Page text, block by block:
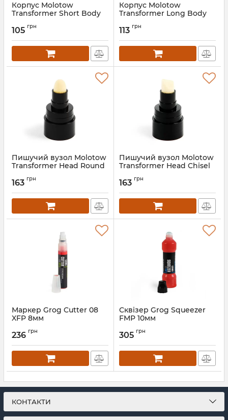
Корпус Molotow
Transformer Short Body
105 грн
Корпус Molotow
Transformer Long Body
113 грн
Пишучий вузол Molotow
Transformer Head Round
163 грн
Пишучий вузол Molotow
Transformer Head Chisel
163 грн
Маркер Grog Cutter 08
XFP 8мм
236 грн
Сквізер Grog Squeezer
FMP 10мм
305 грн
КОНТАКТИ